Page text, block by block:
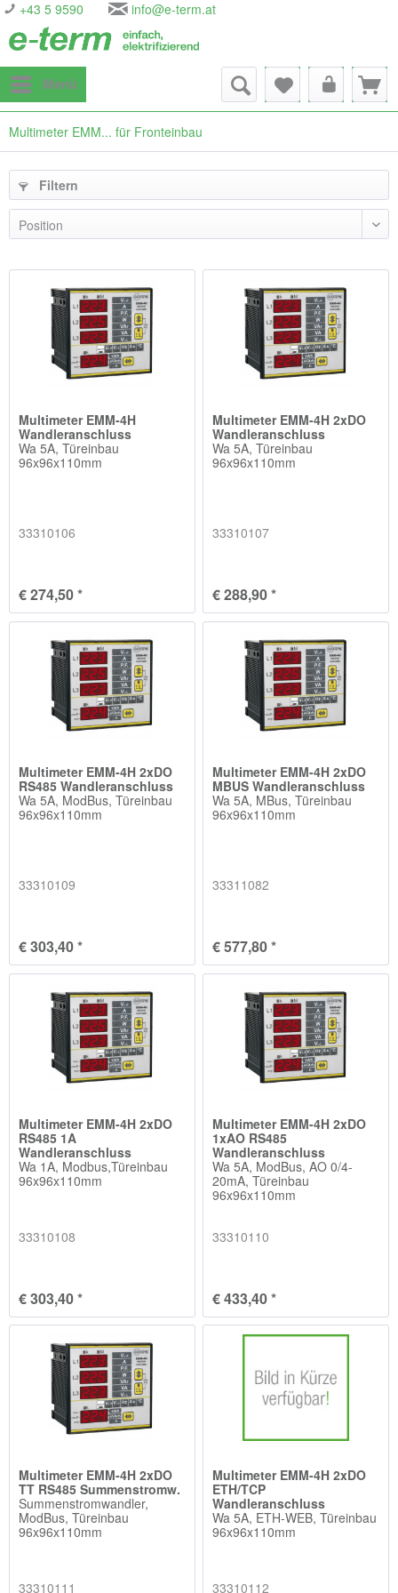
+43 5 9590 info@e-term.at
Menü
Multimeter EMM... für Fronteinbau
Filtern
Multimeter EMM-4H
Wandleranschluss
Wa 5A, Türeinbau
96x96x110mm
33310106
€ 274,50 *
Multimeter EMM-4H 2xDO
Wandleranschluss
Wa 5A, Türeinbau
96x96x110mm
33310107
€ 288,90 *
Multimeter EMM-4H 2xDO
RS485 Wandleranschluss
Wa 5A, ModBus, Türeinbau
96x96x110mm
33310109
€ 303,40 *
Multimeter EMM-4H 2xDO
MBUS Wandleranschluss
Wa 5A, MBus, Türeinbau
96x96x110mm
33311082
€ 577,80 *
Multimeter EMM-4H 2xDO
RS485 1A
Wandleranschluss
Wa 1A, Modbus,Türeinbau
96x96x110mm
33310108
€ 303,40 *
Multimeter EMM-4H 2xDO
1xAO RS485
Wandleranschluss
Wa 5A, ModBus, AO 0/4-
20mA, Türeinbau
96x96x110mm
33310110
€ 433,40 *
Multimeter EMM-4H 2xDO
TT RS485 Summenstromw.
Summenstromwandler,
ModBus, Türeinbau
96x96x110mm
33310111
Multimeter EMM-4H 2xDO
ETH/TCP
Wandleranschluss
Wa 5A, ETH-WEB, Türeinbau
96x96x110mm
33310112